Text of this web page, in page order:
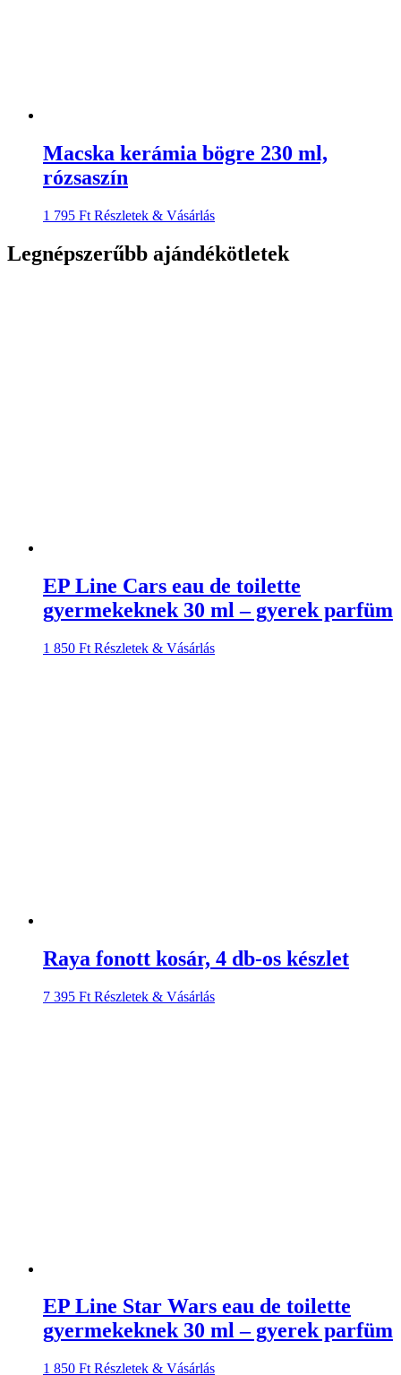
Macska kerámia bögre 230 ml,
rózsaszín
1 795 Ft Részletek & Vásárlás
Legnépszerűbb ajándékötletek
EP Line Cars eau de toilette
gyermekeknek 30 ml – gyerek parfüm
1 850 Ft Részletek & Vásárlás
Raya fonott kosár, 4 db-os készlet
7 395 Ft Részletek & Vásárlás
EP Line Star Wars eau de toilette
gyermekeknek 30 ml – gyerek parfüm
1 850 Ft Részletek & Vásárlás